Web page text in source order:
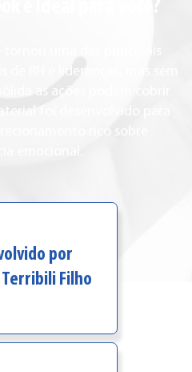
por
Filho